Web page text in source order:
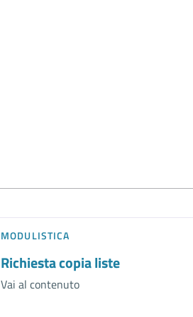
MODULISTICA
Richiesta copia liste
Vai al contenuto